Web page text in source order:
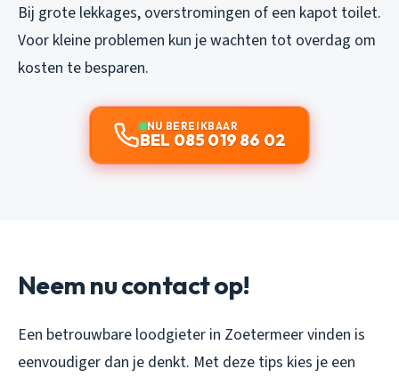
Bij grote lekkages, overstromingen of een kapot toilet.
Voor kleine problemen kun je wachten tot overdag om
kosten te besparen.
NU BEREIKBAAR
BEL 085 019 86 02
Neem nu contact op!
Een betrouwbare loodgieter in Zoetermeer vinden is
eenvoudiger dan je denkt. Met deze tips kies je een